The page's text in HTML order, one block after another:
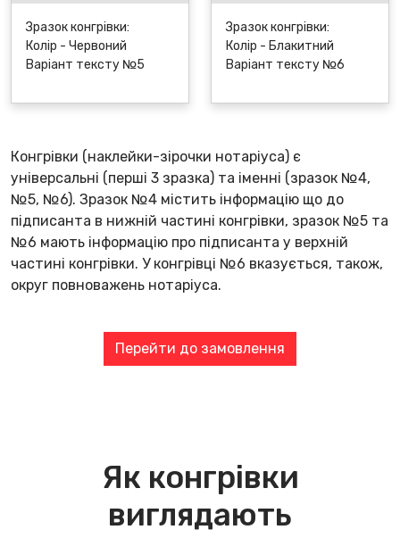
Зразок конгрівки:
Колір - Червоний
Варіант тексту №5
Зразок конгрівки:
Колір - Блакитний
Варіант тексту №6
Конгрівки (наклейки-зірочки нотаріуса) є
універсальні (перші 3 зразка) та іменні (зразок №4,
№5, №6). Зразок №4 містить інформацію що до
підписанта в нижній частині конгрівки, зразок №5 та
№6 мають інформацію про підписанта у верхній
частині конгрівки. У конгрівці №6 вказується, також,
округ повноважень нотаріуса.
Перейти до замовлення
Як конгрівки
виглядають